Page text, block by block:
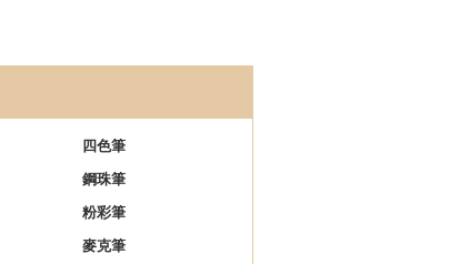
四色筆
鋼珠筆
粉彩筆
麥克筆